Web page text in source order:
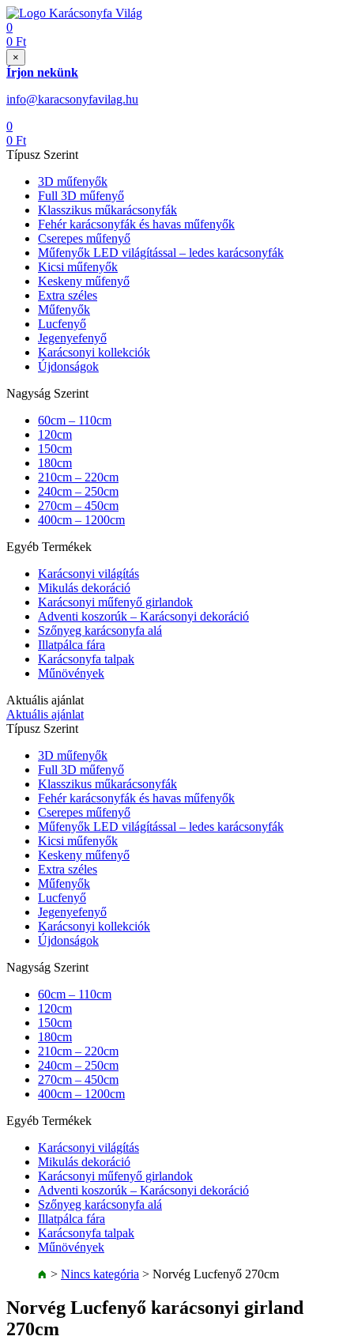
0
0 Ft
×
Írjon nekünk
info@karacsonyfavilag.hu
0
0 Ft
Típusz Szerint
3D műfenyők
Full 3D műfenyő
Klasszikus műkarácsonyfák
Fehér karácsonyfák és havas műfenyők
Cserepes műfenyő
Műfenyők LED világítással – ledes karácsonyfák
Kicsi műfenyők
Keskeny műfenyő
Extra széles
Műfenyők
Lucfenyő
Jegenyefenyő
Karácsonyi kollekciók
Újdonságok
Nagyság Szerint
60cm – 110cm
120cm
150cm
180cm
210cm – 220cm
240cm – 250cm
270cm – 450cm
400cm – 1200cm
Egyéb Termékek
Karácsonyi világítás
Mikulás dekoráció
Karácsonyi műfenyő girlandok
Adventi koszorúk – Karácsonyi dekoráció
Szőnyeg karácsonyfa alá
Illatpálca fára
Karácsonyfa talpak
Műnövények
Aktuális ajánlat
Aktuális ajánlat
Típusz Szerint
3D műfenyők
Full 3D műfenyő
Klasszikus műkarácsonyfák
Fehér karácsonyfák és havas műfenyők
Cserepes műfenyő
Műfenyők LED világítással – ledes karácsonyfák
Kicsi műfenyők
Keskeny műfenyő
Extra széles
Műfenyők
Lucfenyő
Jegenyefenyő
Karácsonyi kollekciók
Újdonságok
Nagyság Szerint
60cm – 110cm
120cm
150cm
180cm
210cm – 220cm
240cm – 250cm
270cm – 450cm
400cm – 1200cm
Egyéb Termékek
Karácsonyi világítás
Mikulás dekoráció
Karácsonyi műfenyő girlandok
Adventi koszorúk – Karácsonyi dekoráció
Szőnyeg karácsonyfa alá
Illatpálca fára
Karácsonyfa talpak
Műnövények
> Nincs kategória > Norvég Lucfenyő 270cm
Norvég Lucfenyő karácsonyi girland
270cm